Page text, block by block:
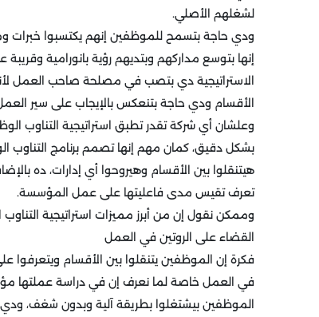
لشغلهم الأصلي.
ودي حاجة بتسمح للموظفين إنهم يكتسبوا خبرات
إنها بتوسع مداركهم وبتديهم رؤية بانورامية
الاستراتيجية دي بتصب في مصلحة صاحب العمل
الأقسام ودي حاجة بتنعكس بالإيجاب على سير
وعلشان أي شركة تقدر تطبق استراتيجية التناوب
بشكل دقيق، كمان مهم إنها تصمم برنامج
هيتنقلوا بين الأقسام وهيروحوا أي إدارات، ده
تعرف تقيس مدى فاعليتها على عمل المؤسسة.
وممكن نقول إن من أبرز مميزات استراتيجية
القضاء على الروتين في العمل
فكرة إن الموظفين يتنقلوا بين الأقسام ويتعرفوا
الموظفين بيشتغلوا بطريقة آلية وبدون شغف،